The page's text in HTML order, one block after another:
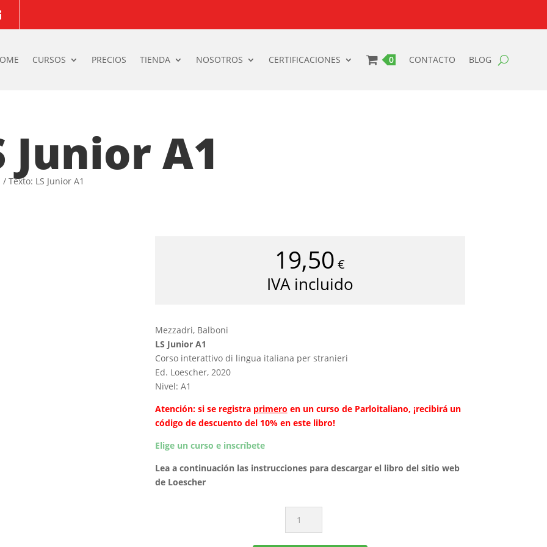
CURSOS PRECIOS TIENDA NOSOTROS CERTIFICACIONES 0 PRODUCTOS
CONTACTO BLOG
Junior A1
/ Texto: LS Junior A1
19,50 €
IVA incluido
Mezzadri, Balboni
LS Junior A1
Corso interattivo di lingua italiana per stranieri
Ed. Loescher, 2020
Nivel: A1
Atención: si se registra primero en un curso de Parloitaliano, ¡recibirá un
código de descuento del 10% en este libro!
Elige un curso e inscríbete
Lea a continuación las instrucciones para descargar el libro del sitio web
de Loescher